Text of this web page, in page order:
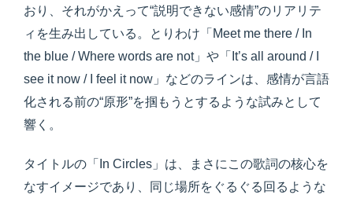
おり、それがかえって“説明できない感情”のリアリテ
ィを生み出している。とりわけ「Meet me there / In
the blue / Where words are not」や「It’s all around / I
see it now / I feel it now」などのラインは、感情が言語
化される前の“原形”を掴もうとするような試みとして
響く。
タイトルの「In Circles」は、まさにこの歌詞の核心を
なすイメージであり、同じ場所をぐるぐる回るような